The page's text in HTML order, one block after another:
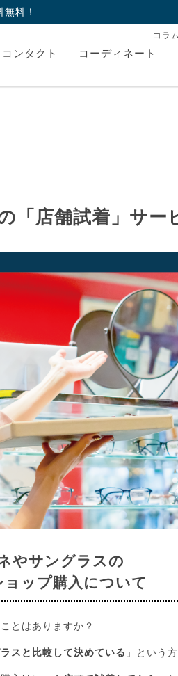
料！
コラム
コンタクト コーディネート
「店舗試着」サー
やサングラスの
ョップ購入について
とはありますか？
スと比較して決めている 」という